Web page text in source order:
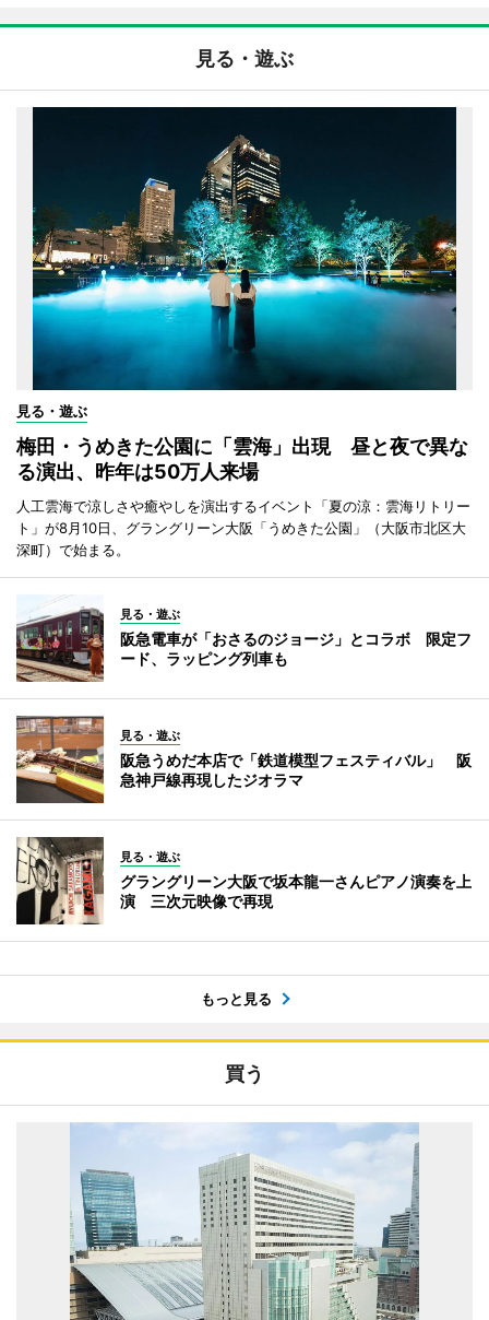
見る・遊ぶ
見る・遊ぶ
梅田・うめきた公園に「雲海」出現 昼と夜で異な
る演出、昨年は50万人来場
人工雲海で涼しさや癒やしを演出するイベント「夏の涼：雲海リトリー
ト」が8月10日、グラングリーン大阪「うめきた公園」（大阪市北区大
深町）で始まる。
見る・遊ぶ
阪急電車が「おさるのジョージ」とコラボ 限定フ
ード、ラッピング列車も
見る・遊ぶ
阪急うめだ本店で「鉄道模型フェスティバル」 阪
急神戸線再現したジオラマ
見る・遊ぶ
グラングリーン大阪で坂本龍一さんピアノ演奏を上
演 三次元映像で再現
もっと見る
買う